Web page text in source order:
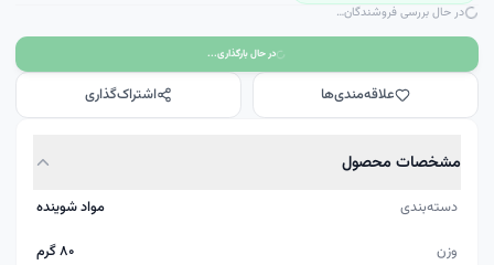
در حال بررسی فروشندگان…
در حال بارگذاری...
علاقه‌مندی‌ها اشتراک‌گذاری
مشخصات محصول
دسته‌بندی
مواد شوینده
وزن
۸۰ گرم